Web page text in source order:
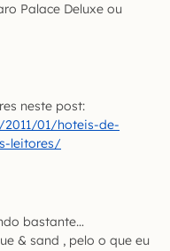
Palace Deluxe ou
neste post:
01/hoteis-de-
leitores/
bastante…
& sand , pelo o que eu